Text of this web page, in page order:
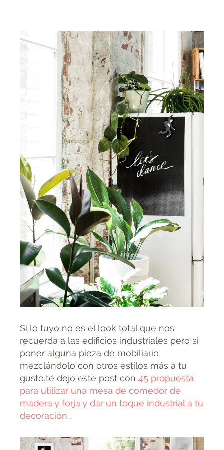
Si lo tuyo no es el look total que nos
recuerda a las edificios industriales pero si
poner alguna pieza de mobiliario
mezclándolo con otros estilos más a tu
gusto,te dejo este post con 45 propuesta
para utilizar una mesa de comedor de
madera y forja y dar un toque industrial a tu
decoración .